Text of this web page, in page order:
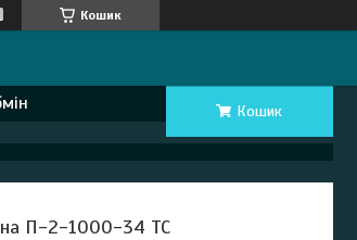
Кошик
Кошик
П-2-1000-34 ТС